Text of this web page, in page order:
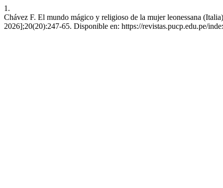
1.
Chávez F. El mundo mágico y religioso de la mujer leonessana
2026];20(20):247-65. Disponible en: https://revistas.pucp.edu.pe/